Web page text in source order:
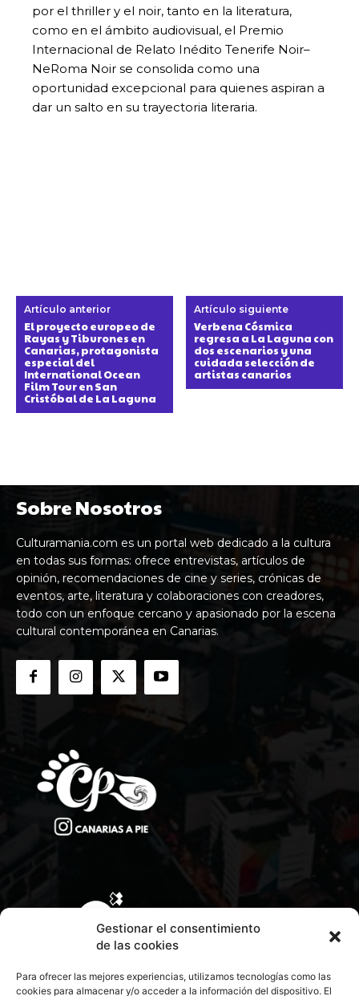
Gestionar el consentimiento
de las cookies
Para ofrecer las mejores experiencias, utilizamos tecnologías como las
cookies para almacenar y/o acceder a la información del dispositivo. El
por el thriller y el noir, tanto en la literatura,
como en el ámbito audiovisual, el Premio
Internacional de Relato Inédito Tenerife Noir–
NeRoma Noir se consolida como una
oportunidad excepcional para quienes aspiran a
dar un salto en su trayectoria literaria.
Artículo anterior
El proyecto europeo de
Rayas y Tiburones en
Canarias, protagonista
especial del
International Ocean
Film Tour en San
Cristóbal de La Laguna
Artículo siguiente
Verbena Cósmica
regresa a La Laguna con
dos escenarios y una
cuidada selección de
artistas canarios
Sobre Nosotros
Culturamania.com es un portal web dedicado a la cultura
en todas sus formas: ofrece entrevistas, artículos de
opinión, recomendaciones de cine y series, crónicas de
eventos, arte, literatura y colaboraciones con creadores,
todo con un enfoque cercano y apasionado por la escena
cultural contemporánea en Canarias.